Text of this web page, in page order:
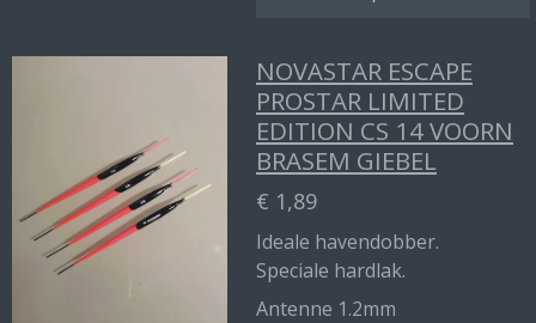
NOVASTAR ESCAPE
PROSTAR LIMITED
EDITION CS 14 VOORN
BRASEM GIEBEL
€ 1,89
Ideale havendobber.
Speciale hardlak.
Antenne 1.2mm